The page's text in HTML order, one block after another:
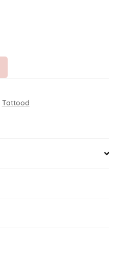
Tattood